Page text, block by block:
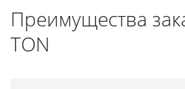
Преимущества
TON